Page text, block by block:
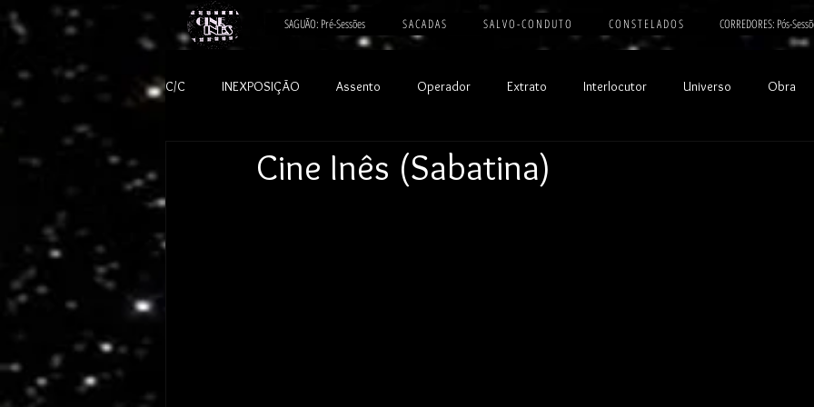
SAGUÃO: Pré-Sessões S A C A D A S S A L V O - C O N D U T O C O N S T E L A D O S CORREDORES: Pós-
C/C INEXPOSIÇÃO Assento Operador Extrato Interlocutor Universo Obra
Cine Inês (Sabatina)